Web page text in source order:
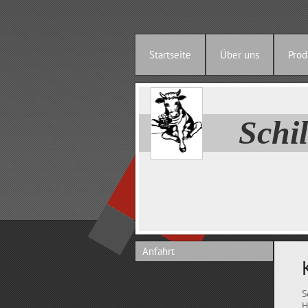
Startseite Über uns
Anfahrt